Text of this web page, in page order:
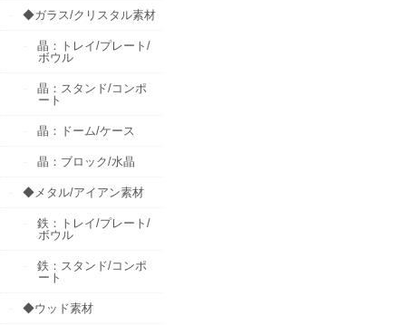
◆ガラス/クリスタル素材
晶：トレイ/プレート/
ボウル
晶：スタンド/コンポ
ート
晶：ドーム/ケース
晶：ブロック/水晶
◆メタル/アイアン素材
鉄：トレイ/プレート/
ボウル
鉄：スタンド/コンポ
ート
◆ウッド素材